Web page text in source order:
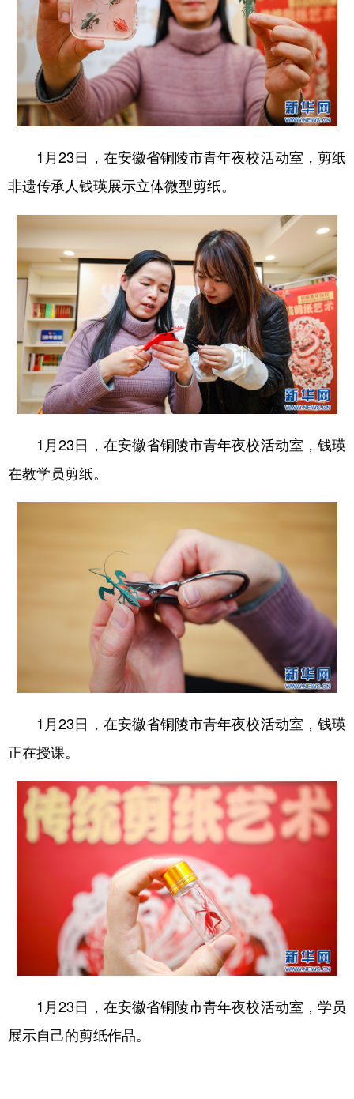
浙江 安徽 福建 江西
山东 河南 湖北 湖南
广东 广西 重庆
四川 贵州 云南 西藏
多语种频道
English Español Français عربى
Русский язык 日本語 한국어
Deutsch Português
1月23日，在安徽省铜陵市青年夜校活动室，剪纸
非遗传承人钱瑛展示立体微型剪纸。
1月23日，在安徽省铜陵市青年夜校活动室，钱瑛
在教学员剪纸。
1月23日，在安徽省铜陵市青年夜校活动室，钱瑛
正在授课。
1月23日，在安徽省铜陵市青年夜校活动室，学员
展示自己的剪纸作品。